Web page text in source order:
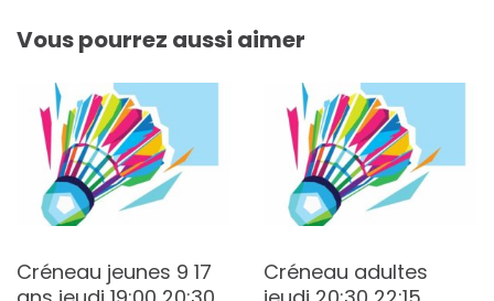
Vous pourrez aussi aimer
Créneau jeunes 9 17
Créneau adultes